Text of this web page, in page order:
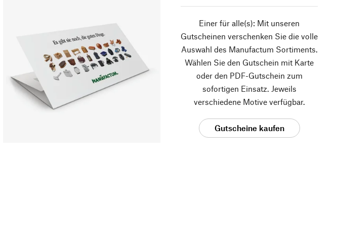
Einer für alle(s): Mit unseren
Gutscheinen verschenken Sie die volle
Auswahl des Manufactum Sortiments.
Wählen Sie den Gutschein mit Karte
oder den PDF-Gutschein zum
sofortigen Einsatz. Jeweils
verschiedene Motive verfügbar.
Gutscheine kaufen